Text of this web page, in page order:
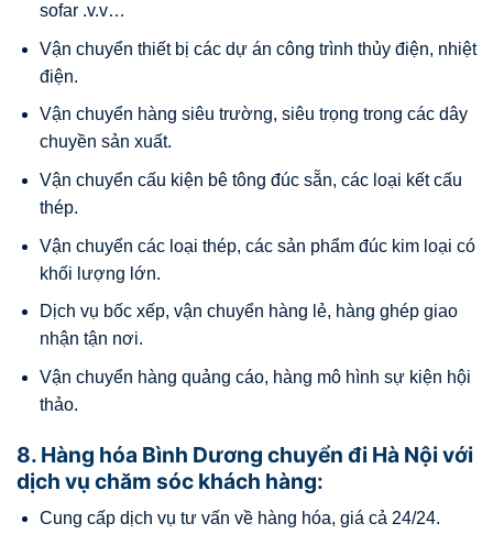
sofar .v.v…
Vận chuyển thiết bị các dự án công trình thủy điện, nhiệt
điện.
Vận chuyển hàng siêu trường, siêu trọng trong các dây
chuyền sản xuất.
Vận chuyển cấu kiện bê tông đúc sẵn, các loại kết cấu
thép.
Vận chuyển các loại thép, các sản phẩm đúc kim loại có
khối lượng lớn.
Dịch vụ bốc xếp, vận chuyển hàng lẻ, hàng ghép giao
nhận tận nơi.
Vận chuyển hàng quảng cáo, hàng mô hình sự kiện hội
thảo.
8. Hàng hóa Bình Dương chuyển đi Hà Nội với
dịch vụ chăm sóc khách hàng:
Cung cấp dịch vụ tư vấn về hàng hóa, giá cả 24/24.